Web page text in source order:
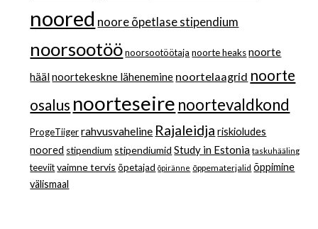
noored noore õpetlase stipendium
noorsootöö noorsootöötaja noorte heaks noorte
häälnoortekeskne lähenemine noortelaagrid noorte
osalus noorteseire noortevaldkond
ProgeTiiger rahvusvaheline Rajaleidja riskioludes
noored stipendium stipendiumid Study in Estonia taskuhääling
teeviit vaimne tervis õpetajad õpiränne õppematerjalid õppimine
välismaal